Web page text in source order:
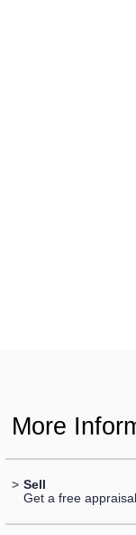
More
> Sell
Get a free